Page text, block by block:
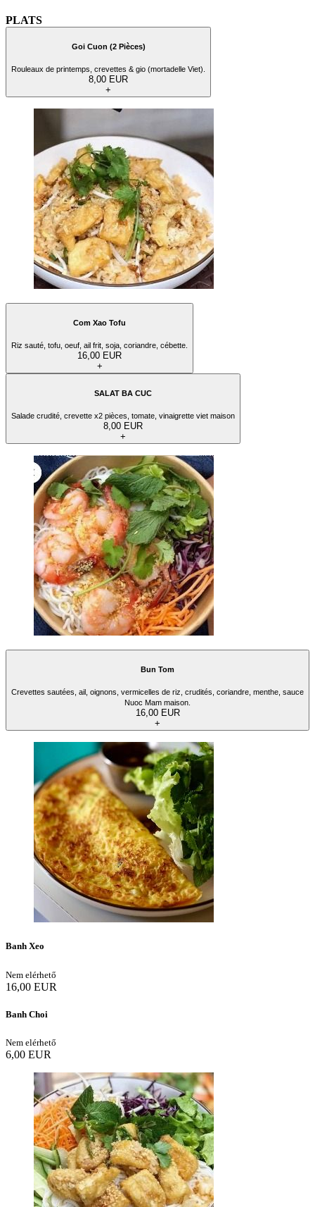
PLATS
Goi Cuon (2 Pièces)
Rouleaux de printemps, crevettes & gio (mortadelle Viet).
8,00 EUR
+
Com Xao Tofu
Riz sauté, tofu, oeuf, ail frit, soja, coriandre, cébette.
16,00 EUR
+
SALAT BA CUC
Salade crudité, crevette x2 pièces, tomate, vinaigrette viet maison
8,00 EUR
+
Bun Tom
Crevettes sautées, ail, oignons, vermicelles de riz, crudités, coriandre, menthe, sauce
Nuoc Mam maison.
16,00 EUR
+
Banh Xeo
Nem elérhető
16,00 EUR
Banh Choi
Nem elérhető
6,00 EUR